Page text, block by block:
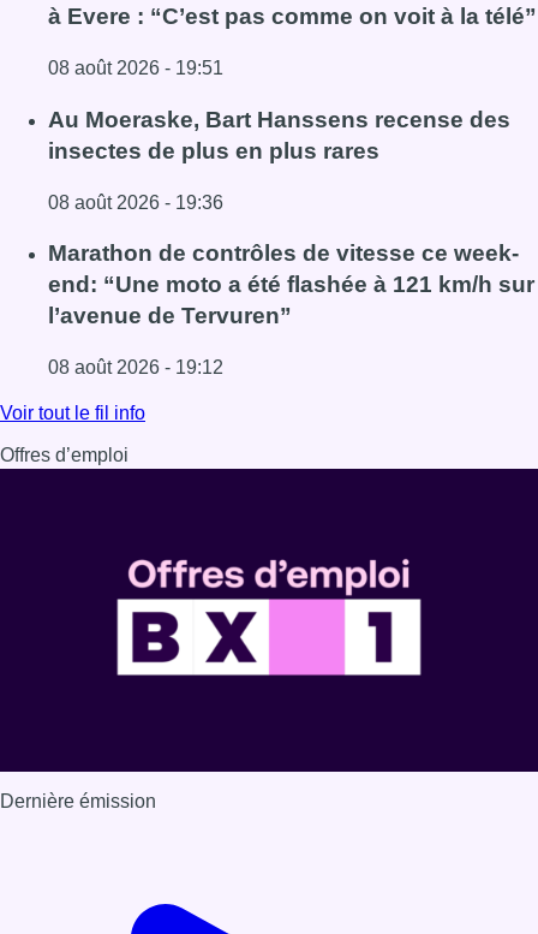
à Evere : “C’est pas comme on voit à la télé”
08 août 2026 - 19:51
Lire l'article Un nouveau club de MMA ouvre ses portes à
Au Moeraske, Bart Hanssens recense des
insectes de plus en plus rares
08 août 2026 - 19:36
Lire l'article Au Moeraske, Bart Hanssens recense des
Marathon de contrôles de vitesse ce week-
end: “Une moto a été flashée à 121 km/h sur
l’avenue de Tervuren”
08 août 2026 - 19:12
Lire l'article Marathon de contrôles de vitesse ce week-
Voir tout le fil info
Offres d’emploi
Dernière émission